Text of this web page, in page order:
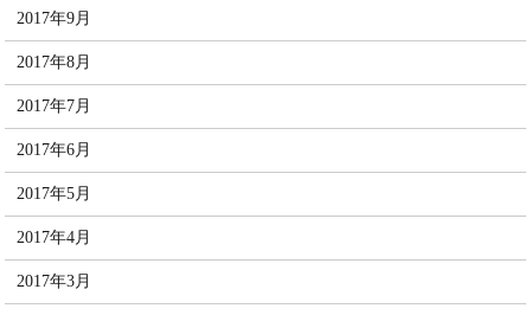
2017年9月
2017年8月
2017年7月
2017年6月
2017年5月
2017年4月
2017年3月